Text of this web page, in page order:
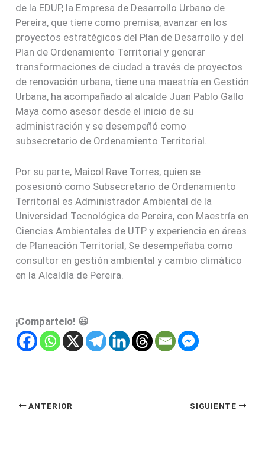
de la EDUP, la Empresa de Desarrollo Urbano de
Pereira, que tiene como premisa, avanzar en los
proyectos estratégicos del Plan de Desarrollo y del
Plan de Ordenamiento Territorial y generar
transformaciones de ciudad a través de proyectos
de renovación urbana, tiene una maestría en Gestión
Urbana, ha acompañado al alcalde Juan Pablo Gallo
Maya como asesor desde el inicio de su
administración y se desempeñó como
subsecretario de Ordenamiento Territorial.
Por su parte, Maicol Rave Torres, quien se
posesionó como Subsecretario de Ordenamiento
Territorial es Administrador Ambiental de la
Universidad Tecnológica de Pereira, con Maestría en
Ciencias Ambientales de UTP y experiencia en áreas
de Planeación Territorial, Se desempeñaba como
consultor en gestión ambiental y cambio climático
en la Alcaldía de Pereira.
¡Compartelo! 😃
ANTERIOR SIGUIENTE